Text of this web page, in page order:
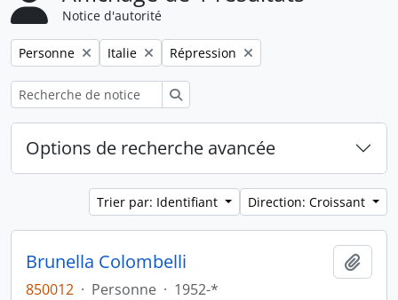
Notice d'autorité
Remove filter:
Personne Remove filter:
Italie Remove filter:
Répression
Options de recherche avancée
Trier par: Identifiant Direction: Croissant
Brunella Colombelli
850012 · Personne · 1952-*